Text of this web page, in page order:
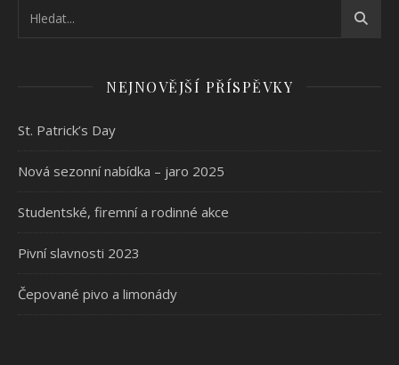
NEJNOVĚJŠÍ PŘÍSPĚVKY
St. Patrick’s Day
Nová sezonní nabídka – jaro 2025
Studentské, firemní a rodinné akce
Pivní slavnosti 2023
Čepované pivo a limonády